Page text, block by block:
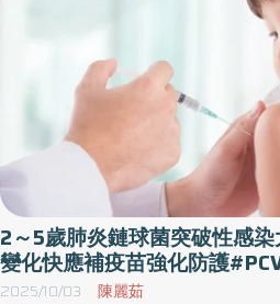
2～5歲肺炎鏈球菌突破性感
變化快應補疫苗強化防護
2025/10/03 陳麗茹